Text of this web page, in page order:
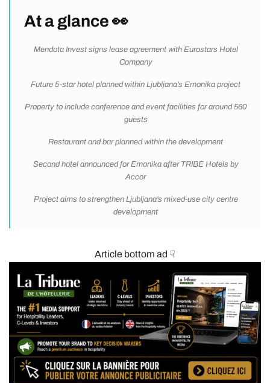
At a glance 👀
Mendota Invest signs lease agreement with Eurostars Hotel
Company
Future 5-star hotel planned within Ljubljana’s Emonika project
Property to include conference and event facilities for around 560
guests
Restaurant and bar planned within the development
Second hotel announced for Emonika after TRIBE Hotels by
Accor
Project aims to strengthen Ljubljana’s mixed-use city centre
development
Article bottom ad ☟